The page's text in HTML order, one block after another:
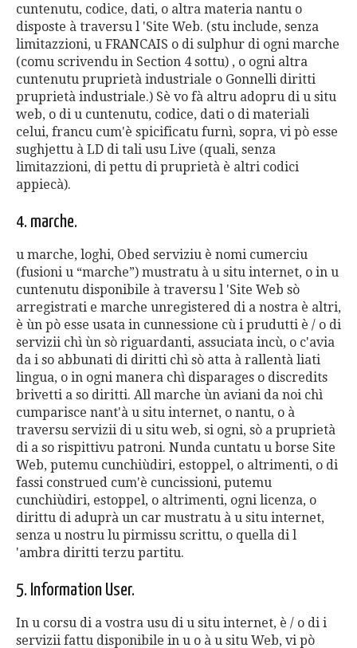
cuntenutu, codice, dati, o altra materia nantu o
disposte à traversu l 'Site Web. (stu include, senza
limitazzioni, u FRANCAIS o di sulphur di ogni marche
(comu scrivendu in Section 4 sottu) , o ogni altra
cuntenutu pruprietà industriale o Gonnelli diritti
pruprietà industriale.) Sè vo fà altru adopru di u situ
web, o di u cuntenutu, codice, dati o di materiali
celui, francu cum'è spicificatu furnì, sopra, vi pò esse
sughjettu à LD di tali usu Live (quali, senza
limitazzioni, di pettu di pruprietà è altri codici
appiecà).
4. marche.
u marche, loghi, Obed serviziu è nomi cumerciu
(fusioni u “marche”) mustratu à u situ internet, o in u
cuntenutu disponibile à traversu l 'Site Web sò
arregistrati e marche unregistered di a nostra è altri,
è ùn pò esse usata in cunnessione cù i prudutti è / o di
servizii chì ùn sò riguardanti, assuciata incù, o c'avia
da i so abbunati di diritti chì sò atta à rallentà liati
lingua, o in ogni manera chì disparages o discredits
brivetti a so diritti. All marche ùn aviani da noi chì
cumparisce nant'à u situ internet, o nantu, o à
traversu servizii di u situ web, si ogni, sò a pruprietà
di a so rispittivu patroni. Nunda cuntatu u borse Site
Web, putemu cunchiùdiri, estoppel, o altrimenti, o di
fassi construed cum'è cuncissioni, putemu
cunchiùdiri, estoppel, o altrimenti, ogni licenza, o
dirittu di aduprà un car mustratu à u situ internet,
senza u nostru lu pirmissu scrittu, o quella di l
'ambra diritti terzu partitu.
5. Information User.
In u corsu di a vostra usu di u situ internet, è / o di i
servizii fattu disponibile in u o à u situ Web, vi pò